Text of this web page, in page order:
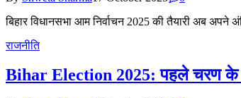
बिहार विधानसभा आम निर्वाचन 2025 की तैयारी अब
राजनीति
Bihar Election 2025: पहले चरण के